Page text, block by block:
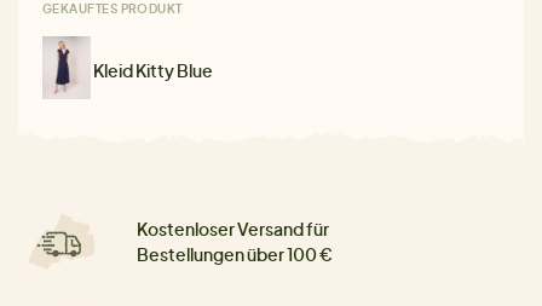
GEKAUFTES PRODUKT
Kleid Kitty Blue
Kostenloser Versand für
Bestellungen über 100 €